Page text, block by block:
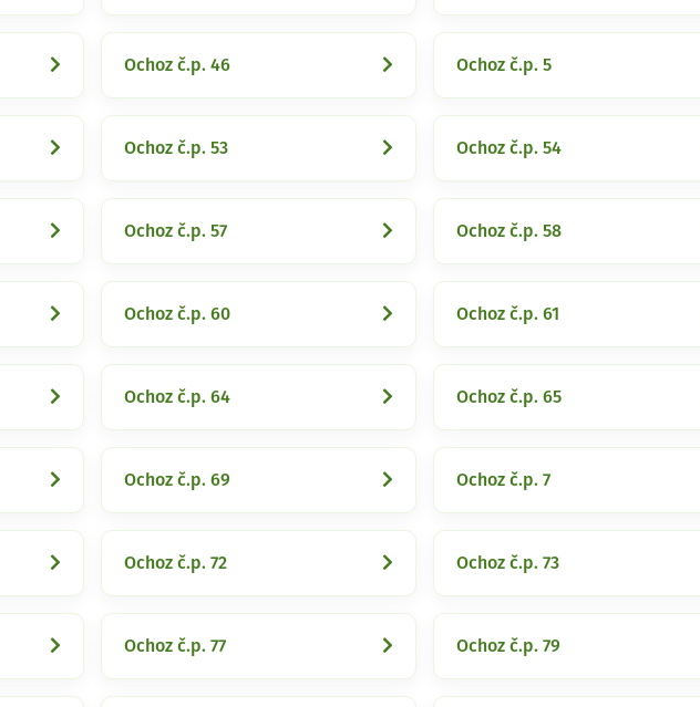
Ochoz č.p. 46 Ochoz č.p. 5
Ochoz č.p. 53 Ochoz č.p. 54
Ochoz č.p. 57 Ochoz č.p. 58
Ochoz č.p. 60 Ochoz č.p. 61
Ochoz č.p. 64 Ochoz č.p. 65
Ochoz č.p. 69 Ochoz č.p. 7
Ochoz č.p. 72 Ochoz č.p. 73
Ochoz č.p. 77 Ochoz č.p. 79